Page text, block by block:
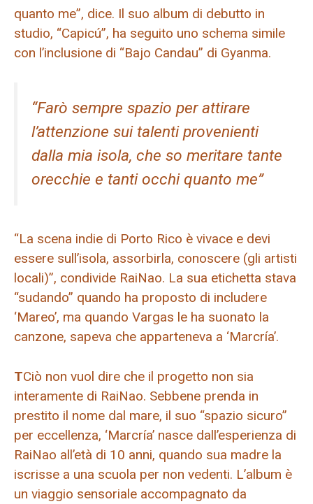
quanto me”, dice. Il suo album di debutto in
studio, “Capicú”, ha seguito uno schema simile
con l’inclusione di “Bajo Candau” di Gyanma.
“Farò sempre spazio per attirare
l’attenzione sui talenti provenienti
dalla mia isola, che so meritare tante
orecchie e tanti occhi quanto me”
“La scena indie di Porto Rico è vivace e devi
essere sull’isola, assorbirla, conoscere (gli artisti
locali)”, condivide RaiNao. La sua etichetta stava
“sudando” quando ha proposto di includere
‘Mareo’, ma quando Vargas le ha suonato la
canzone, sapeva che apparteneva a ‘Marcría’.
TCiò non vuol dire che il progetto non sia
interamente di RaiNao. Sebbene prenda in
prestito il nome dal mare, il suo “spazio sicuro”
per eccellenza, ‘Marcría’ nasce dall’esperienza di
RaiNao all’età di 10 anni, quando sua madre la
iscrisse a una scuola per non vedenti. L’album è
un viaggio sensoriale accompagnato da